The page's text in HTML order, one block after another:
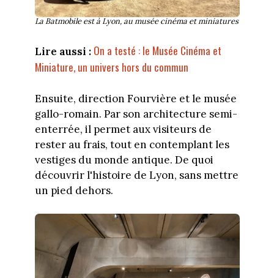
La Batmobile est à Lyon, au musée cinéma et miniatures
Lire aussi : On a testé : le Musée Cinéma et
Miniature, un univers hors du commun
Ensuite, direction Fourvière et le musée
gallo-romain. Par son architecture semi-
enterrée, il permet aux visiteurs de
rester au frais, tout en contemplant les
vestiges du monde antique. De quoi
découvrir l'histoire de Lyon, sans mettre
un pied dehors.